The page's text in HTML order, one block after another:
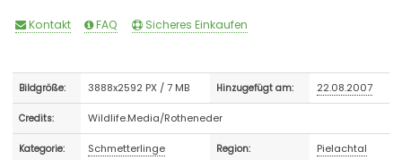
Kontakt FAQ Sicheres Einkaufen
Bildgröße: 3888x2592 PX / 7 MB Hinzugefügt am: 22.08.2007
Credits: Wildlife.Media/Rotheneder
Kategorie: Schmetterlinge Region: Pielachtal